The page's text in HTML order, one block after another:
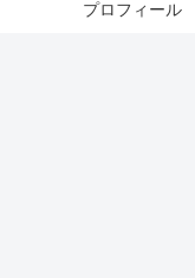
プロフィール